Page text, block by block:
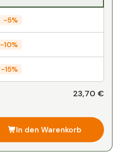
-5%
-10%
-15%
23,70 €
In den Warenkorb